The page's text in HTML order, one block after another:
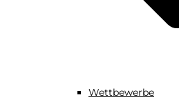
Wettbewerbe